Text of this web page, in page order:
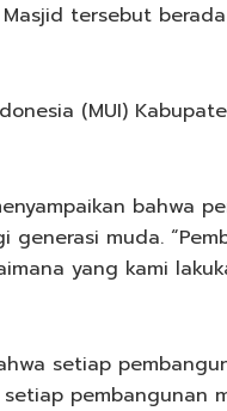
tersebut
(MUI)
muda.
yang kami
setiap